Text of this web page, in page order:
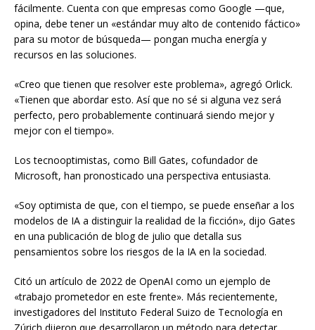
fácilmente. Cuenta con que empresas como Google —que,
opina, debe tener un «estándar muy alto de contenido fáctico»
para su motor de búsqueda— pongan mucha energía y
recursos en las soluciones.
«Creo que tienen que resolver este problema», agregó Orlick.
«Tienen que abordar esto. Así que no sé si alguna vez será
perfecto, pero probablemente continuará siendo mejor y
mejor con el tiempo».
Los tecnooptimistas, como Bill Gates, cofundador de
Microsoft, han pronosticado una perspectiva entusiasta.
«Soy optimista de que, con el tiempo, se puede enseñar a los
modelos de IA a distinguir la realidad de la ficción», dijo Gates
en una publicación de blog de julio que detalla sus
pensamientos sobre los riesgos de la IA en la sociedad.
Citó un artículo de 2022 de OpenAI como un ejemplo de
«trabajo prometedor en este frente». Más recientemente,
investigadores del Instituto Federal Suizo de Tecnología en